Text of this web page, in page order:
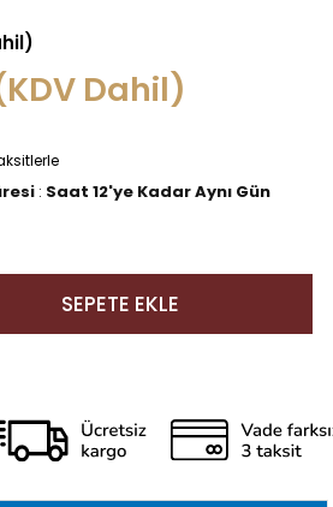
Dahil)
: Saat 12'ye Kadar Aynı Gün